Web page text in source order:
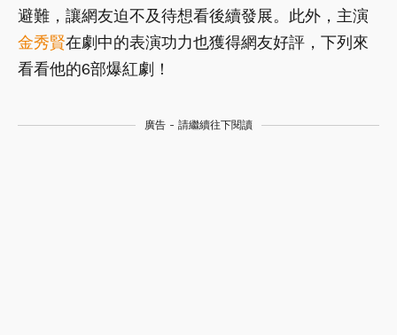
避難，讓網友迫不及待想看後續發展。此外，主演
金秀賢在劇中的表演功力也獲得網友好評，下列來
看看他的6部爆紅劇！
廣告 - 請繼續往下閱讀